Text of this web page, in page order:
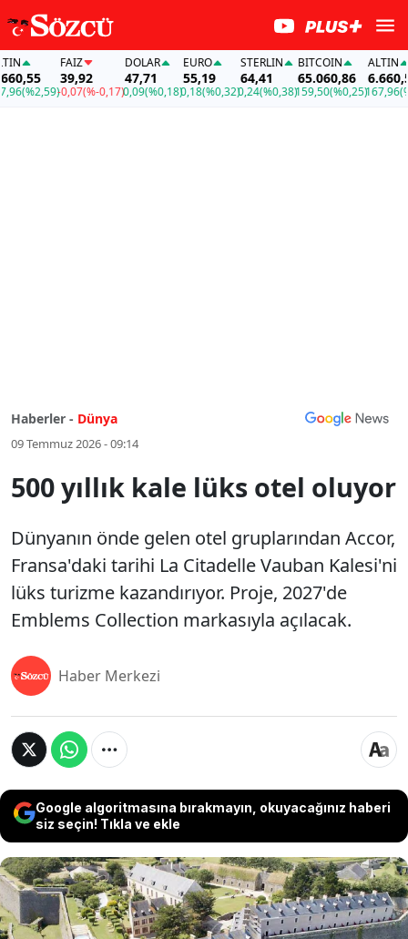
(%2,59)
FAİZ
39,92
-0,07(%-0,17)
DOLAR
47,71
0,09(%0,18)
EURO
55,19
0,18(%0,32)
STERLIN
64,41
0,24(%0,38)
BITCOIN
65.060,86
159,50(%0,25)
ALTIN
6.660,55
167,96
Haberler - Dünya
09 Temmuz 2026 - 09:14
500 yıllık kale lüks otel oluyor
Dünyanın önde gelen otel gruplarından Accor,
Fransa'daki tarihi La Citadelle Vauban Kalesi'ni
lüks turizme kazandırıyor. Proje, 2027'de
Emblems Collection markasıyla açılacak.
Haber Merkezi
Google algoritmasına bırakmayın, okuyacağınız haberi
siz seçin! Tıkla ve ekle
Dünyanın önde gelen otel gruplarından